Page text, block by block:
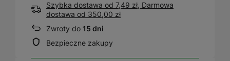
Szybka dostawa od 7,49 zł, Darmowa
dostawa od 350,00 zł
Zwroty do 15 dni
Bezpieczne zakupy